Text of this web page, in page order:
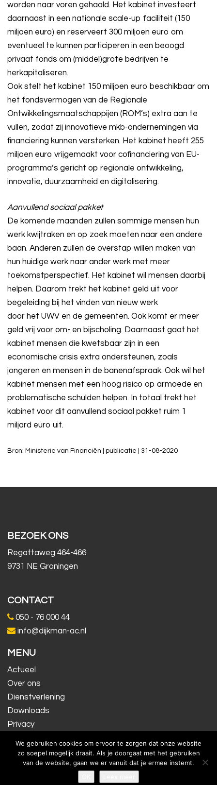
worden naar voren gehaald. Het kabinet investeert
daarnaast in een nationale scale-up faciliteit (150
miljoen euro) en reserveert 300 miljoen euro om
eventueel te kunnen participeren in een beoogd
privaat fonds om (middel)grote bedrijven te
herkapitaliseren.
Ook stelt het kabinet 150 miljoen euro beschikbaar om
het fondsvermogen van de Regionale
Ontwikkelingsmaatschappijen (ROM’s) extra aan te
vullen, zodat zij innovatieve mkb-ondernemingen via
financiering kunnen versterken. Het kabinet heeft 255
miljoen euro vrijgemaakt voor cofinanciering van EU-
programma’s gericht op regionale ontwikkeling,
innovatie, duurzaamheid en digitalisering.
Aanvullend sociaal pakket
De komende maanden zullen sommige mensen hun
werk kwijtraken en op zoek moeten naar een andere
baan. Anderen zullen de overstap willen maken van
hun huidige werk naar ander werk met meer
toekomstperspectief. Het kabinet wil mensen daarbij
helpen. Daarom trekt het kabinet geld uit voor
begeleiding bij het vinden van nieuw werk
door het UWV en de gemeenten. Ook komt er meer
geld vrij voor om- en bijscholing. Daarnaast gaat het
kabinet mensen die kwetsbaar zijn in een
economische crisis extra ondersteunen, zoals
jongeren en mensen in de banenafspraak. Ook wil het
kabinet mensen met een hoog risico op armoede en
problematische schulden helpen. In totaal trekt het
kabinet voor dit aanvullend sociaal pakket ruim 1
miljard euro uit.
Bron: Ministerie van Financiën | publicatie | 31-08-2020
BEZOEK ONS
Regattaweg 464-466
9731 NE Groningen
CONTACT
050 - 76 000 44
info@dijkman-ac.nl
MENU
Actueel
Over ons
Dienstverlening
Downloads
Privacy
Inloggen
We gebruiken cookies om ervoor te zorgen dat onze website
zo soepel mogelijk draait. Als je doorgaat met het gebruiken
van de website, gaan we er vanuit dat je ermee instemt.